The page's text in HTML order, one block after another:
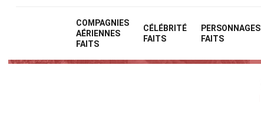
COMPAGNIES
AÉRIENNES
FAITS
CÉLÉBRITÉ
FAITS
PERSONNAGES
FAITS